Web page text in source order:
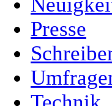
Presse